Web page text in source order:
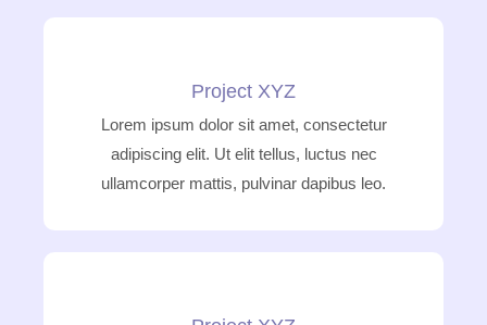
Project XYZ
Lorem ipsum dolor sit amet, consectetur
adipiscing elit. Ut elit tellus, luctus nec
ullamcorper mattis, pulvinar dapibus leo.